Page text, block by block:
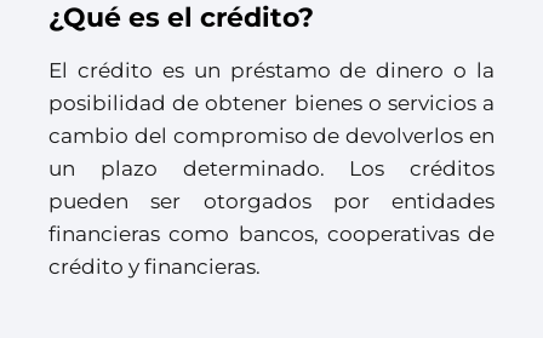
¿Qué es el crédito?
El crédito es un préstamo de dinero o la
posibilidad de obtener bienes o servicios a
cambio del compromiso de devolverlos en
un plazo determinado. Los créditos
pueden ser otorgados por entidades
financieras como bancos, cooperativas de
crédito y financieras.